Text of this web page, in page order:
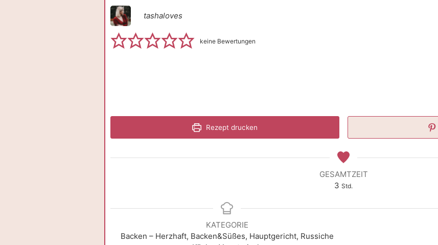
tashaloves
keine Bewertungen
Rezept drucken
GESAMTZEIT
3 Stunden
Std.
KATEGORIE
Backen – Herzhaft, Backen&Süßes, Hauptgericht, Russiche